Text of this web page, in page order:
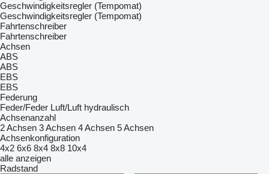
Geschwindigkeitsregler (Tempomat)
Geschwindigkeitsregler (Tempomat)
Fahrtenschreiber
Fahrtenschreiber
Achsen
ABS
ABS
EBS
EBS
Federung
Feder/Feder Luft/Luft hydraulisch
Achsenanzahl
2 Achsen 3 Achsen 4 Achsen 5 Achsen
Achsenkonfiguration
4x2 6x6 8x4 8x8 10x4
alle anzeigen
Radstand